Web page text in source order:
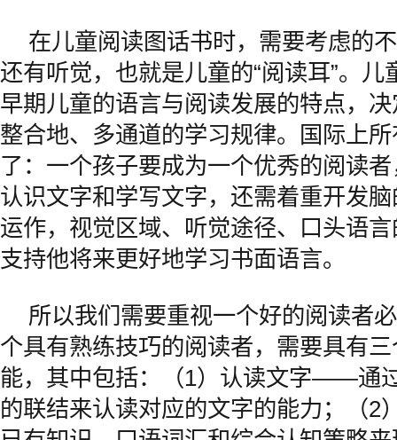
在儿童阅读图话书时，需要考虑的
还有听觉，也就是儿童的“阅读耳”。儿
早期儿童的语言与阅读发展的特点，
整合地、多通道的学习规律。国际上
了：一个孩子要成为一个优秀的阅读
认识文字和学写文字，还需着重开发
运作，视觉区域、听觉途径、口头语
支持他将来更好地学习书面语言。
所以我们需要重视一个好的阅读者
个具有熟练技巧的阅读者，需要具有
能，其中包括：（1）认读文字——通
的联结来认读对应的文字的能力；（